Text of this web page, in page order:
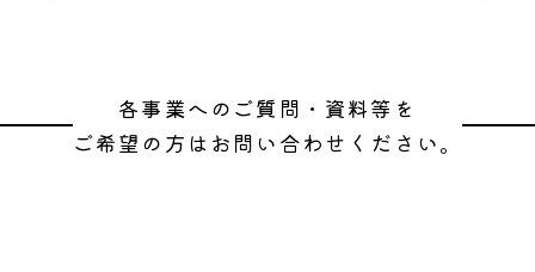
各事業へのご質問・資料等を
ご希望の方はお問い合わせください。